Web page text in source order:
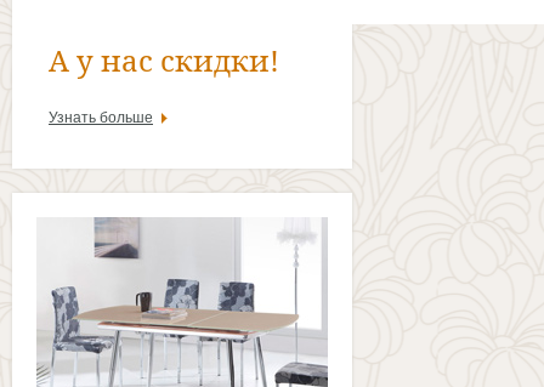
А у нас скидки!
Узнать больше